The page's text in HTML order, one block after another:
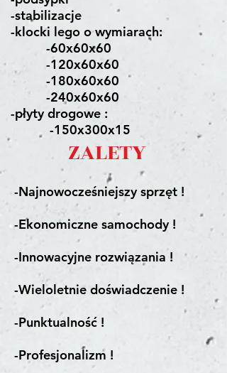
ZALETY
-stabilizacje
-klocki lego o wymiarach:
-60x60x60
-120x60x60
-180x60x60
-240x60x60
-płyty drogowe :
-150x300x15
-Najnowocześniejszy sprzęt !
-Ekonomiczne samochody !
-Innowacyjne rozwiązania !
-Wieloletnie doświadczenie !
-Punktualność !
-Profesjonalizm !